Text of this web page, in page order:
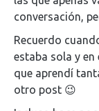
conversación,
Recuerdo
estaba sola y
que aprendí
otro post 😉